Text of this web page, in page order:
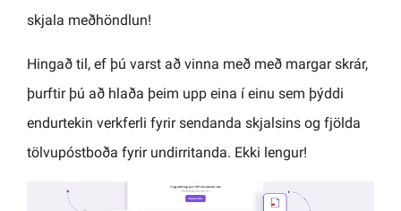
skjala meðhöndlun!
Hingað til, ef þú varst að vinna með með margar skrár,
þurftir þú að hlaða þeim upp eina í einu sem þýddi
endurtekin verkferli fyrir sendanda skjalsins og fjölda
tölvupóstboða fyrir undirritanda. Ekki lengur!